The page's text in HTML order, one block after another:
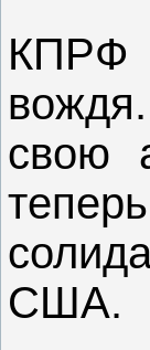
КПРФ
свою
США.